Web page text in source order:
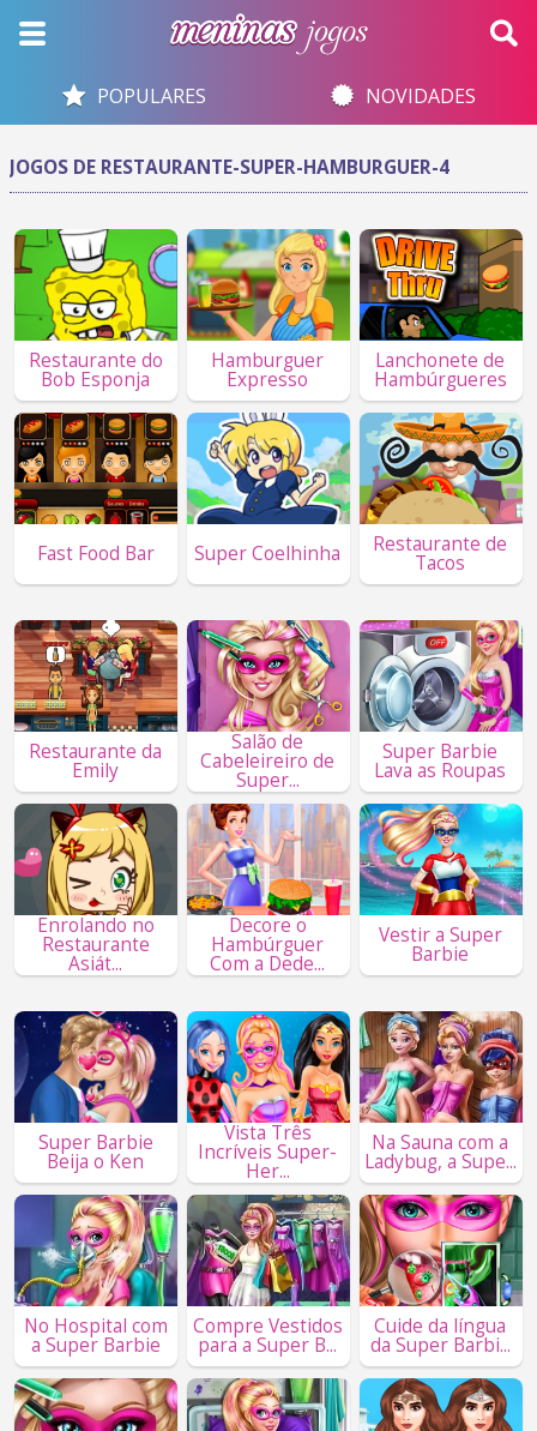
POPULARES NOVIDADES
JOGOS DE RESTAURANTE-SUPER-HAMBURGUER-4
Restaurante do
Bob Esponja
Hamburguer
Expresso
Lanchonete de
Hambúrgueres
Fast Food Bar Super Coelhinha Restaurante de
Tacos
Restaurante da
Emily
Salão de
Cabeleireiro de
Super...
Super Barbie
Lava as Roupas
Enrolando no
Restaurante
Asiát...
Decore o
Hambúrguer
Com a Dede...
Vestir a Super
Barbie
Super Barbie
Beija o Ken
Vista Três
Incríveis Super-
Her...
Na Sauna com a
Ladybug, a Supe...
No Hospital com
a Super Barbie
Compre Vestidos
para a Super B...
Cuide da língua
da Super Barbi...